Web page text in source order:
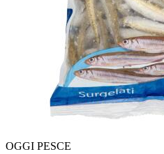
OGGI PESCE